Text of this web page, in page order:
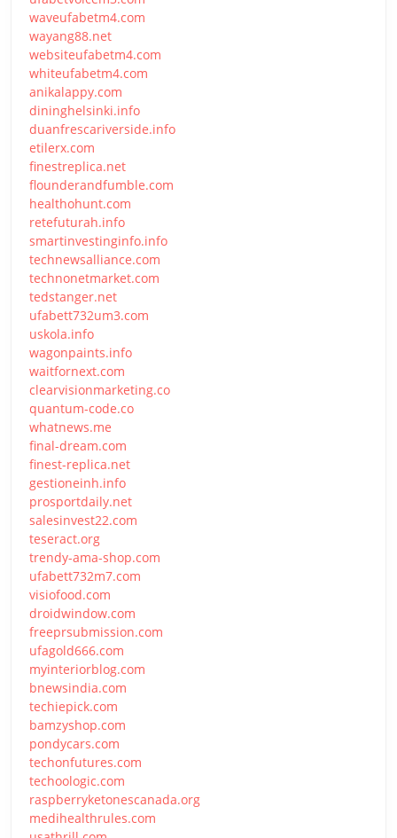
waveufabetm4.com
wayang88.net
websiteufabetm4.com
whiteufabetm4.com
anikalappy.com
dininghelsinki.info
duanfrescariverside.info
etilerx.com
finestreplica.net
flounderandfumble.com
healthohunt.com
retefuturah.info
smartinvestinginfo.info
technewsalliance.com
technonetmarket.com
tedstanger.net
ufabett732um3.com
uskola.info
wagonpaints.info
waitfornext.com
clearvisionmarketing.co
quantum-code.co
whatnews.me
final-dream.com
finest-replica.net
gestioneinh.info
prosportdaily.net
salesinvest22.com
teseract.org
trendy-ama-shop.com
ufabett732m7.com
visiofood.com
droidwindow.com
freeprsubmission.com
ufagold666.com
myinteriorblog.com
bnewsindia.com
techiepick.com
bamzyshop.com
pondycars.com
techonfutures.com
techoologic.com
raspberryketonescanada.org
medihealthrules.com